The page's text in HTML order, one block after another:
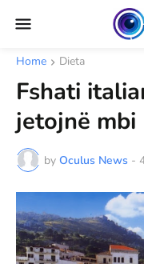
Home Dieta
Fshati
jetojnë
by Oculus News -